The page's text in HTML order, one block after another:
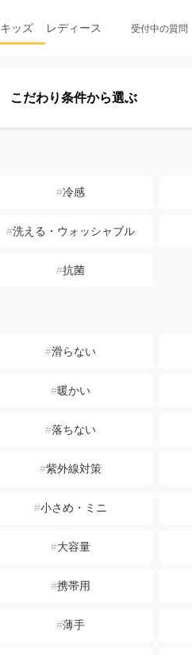
キッズ レディース 受付中の質問
こだわり条件から選ぶ
冷感
洗える・ウォッシャブル
抗菌
滑らない
暖かい
落ちない
紫外線対策
小さめ・ミニ
大容量
携帯用
薄手